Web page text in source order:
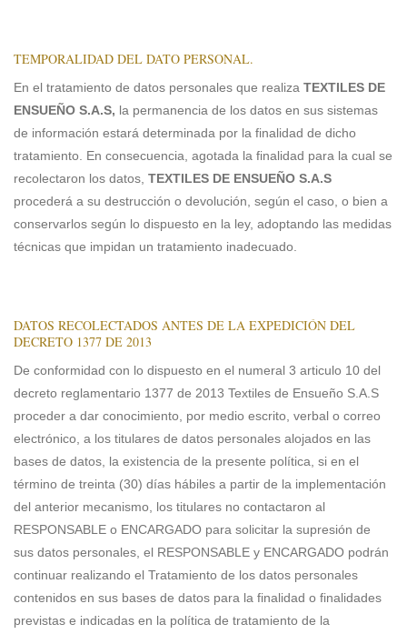
TEMPORALIDAD DEL DATO PERSONAL.
En el tratamiento de datos personales que realiza TEXTILES DE
ENSUEÑO S.A.S, la permanencia de los datos en sus sistemas
de información estará determinada por la finalidad de dicho
tratamiento. En consecuencia, agotada la finalidad para la cual se
recolectaron los datos, TEXTILES DE ENSUEÑO S.A.S
procederá a su destrucción o devolución, según el caso, o bien a
conservarlos según lo dispuesto en la ley, adoptando las medidas
técnicas que impidan un tratamiento inadecuado.
DATOS RECOLECTADOS ANTES DE LA EXPEDICIÓN DEL
DECRETO 1377 DE 2013
De conformidad con lo dispuesto en el numeral 3 articulo 10 del
decreto reglamentario 1377 de 2013 Textiles de Ensueño S.A.S
proceder a dar conocimiento, por medio escrito, verbal o correo
electrónico, a los titulares de datos personales alojados en las
bases de datos, la existencia de la presente política, si en el
término de treinta (30) días hábiles a partir de la implementación
del anterior mecanismo, los titulares no contactaron al
RESPONSABLE o ENCARGADO para solicitar la supresión de
sus datos personales, el RESPONSABLE y ENCARGADO podrán
continuar realizando el Tratamiento de los datos personales
contenidos en sus bases de datos para la finalidad o finalidades
previstas e indicadas en la política de tratamiento de la